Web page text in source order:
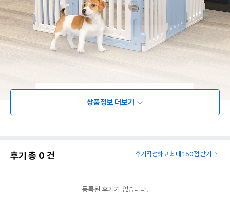
상품정보 더보기
후기 총 0 건 후기작성하고 최대 150점 받기
등록된 후기가 없습니다.